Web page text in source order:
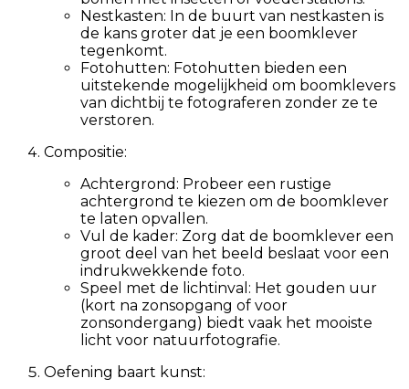
Nestkasten: In de buurt van nestkasten is
de kans groter dat je een boomklever
tegenkomt.
Fotohutten: Fotohutten bieden een
uitstekende mogelijkheid om boomklevers
van dichtbij te fotograferen zonder ze te
verstoren.
Compositie:
Achtergrond: Probeer een rustige
achtergrond te kiezen om de boomklever
te laten opvallen.
Vul de kader: Zorg dat de boomklever een
groot deel van het beeld beslaat voor een
indrukwekkende foto.
Speel met de lichtinval: Het gouden uur
(kort na zonsopgang of voor
zonsondergang) biedt vaak het mooiste
licht voor natuurfotografie.
Oefening baart kunst: